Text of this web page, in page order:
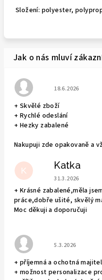
Složení: polyester,
Hodnocení
18.6.2026
+ Skvělé zboží
+ Rychlé odeslání
+ Hezky zabalené
Nakupuji zde opakovaně a
K Katka
Hodnocení
31.3.2026
+ Krásné zabalené,měla
práce,dobře ušité, skvělý
Moc děkuji a doporučuji
Hodnocení
5.3.2026
+ příjemná a ochotná
+ možnost personalizace